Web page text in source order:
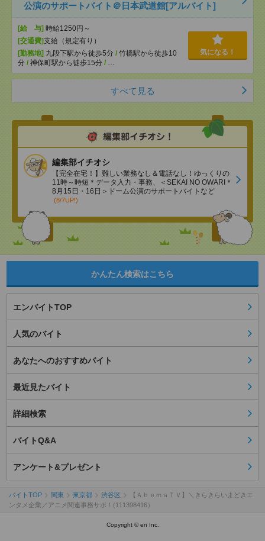
公演のサポートバイト＠日本武道館[アルバイト]
[給 与] 時給1250円～
[交通費]支給（規定有り）
[勤務地] 九段下駅から徒歩5分 / 竹橋駅から徒歩10
分 / 神保町駅から徒歩15分 / …
気になる！
すべて見る
編集部イチオシ
【完全在宅！】難しい業務なし＆電話なし！ゆっくりの
11時～時短＊データ入力・事務、＜SEKAI NO OWARI＊
8月15日・16日＞ドーム公演のサポートバイトなど
(8/7UP!)
かんたん検索はこちら
エンバイトTOP
人気のバイト
あなたへのおすすめバイト
最近見たバイト
詳細検索
バイトQ&A
アンケート&プレゼント
バイトTOP 関東 東京都 渋谷区
【ＡｂｅｍａＴＶ】＼きらきらいまどきエ
ンタメ企業／アニメ関連事務サポ！(111398416）
Copyright © en Inc.